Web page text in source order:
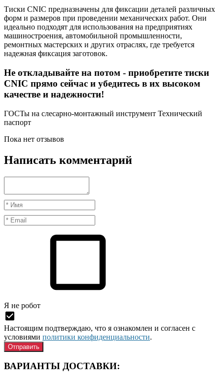
Тиски CNIC предназначены для фиксации деталей различных
форм и размеров при проведении механических работ. Они
идеально подходят для использования на предприятиях
машиностроения, автомобильной промышленности,
ремонтных мастерских и других отраслях, где требуется
надежная фиксация заготовок.
Не откладывайте на потом - приобретите тиски
CNIC прямо сейчас и убедитесь в их высоком
качестве и надежности!
ГОСТы на слесарно-монтажный инструмент Технический
паспорт
Пока нет отзывов
Написать комментарий
Я нe рoбoт
Настоящим подтверждаю, что я ознакомлен и согласен с
условиями политики конфиденциальности.
ВАРИАНТЫ ДОСТАВКИ: